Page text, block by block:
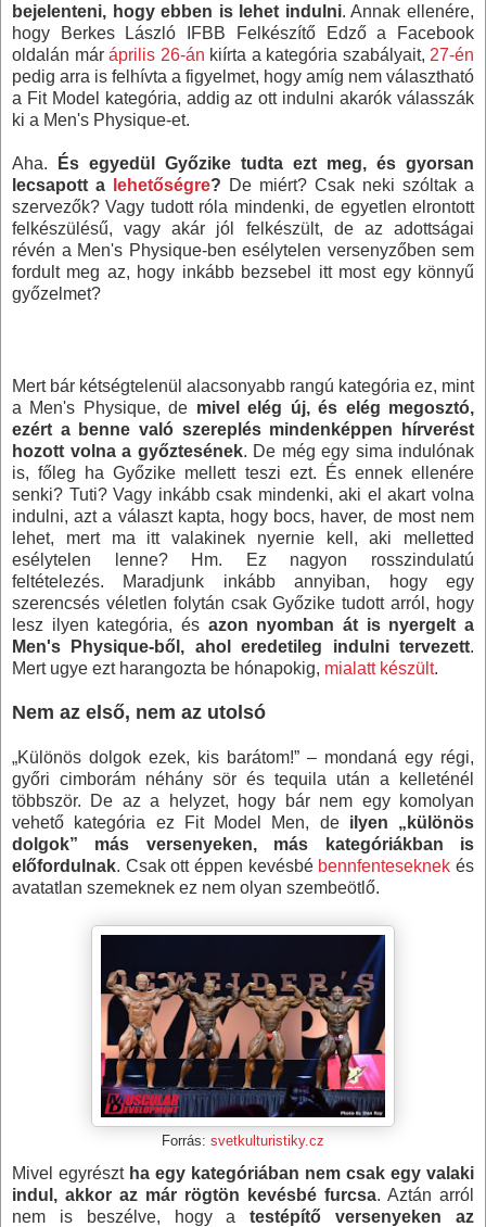
bejelenteni, hogy ebben is lehet indulni. Annak ellenére,
hogy Berkes László IFBB Felkészítő Edző a Facebook
oldalán már április 26-án kiírta a kategória szabályait, 27-én
pedig arra is felhívta a figyelmet, hogy amíg nem választható
a Fit Model kategória, addig az ott indulni akarók válasszák
ki a Men's Physique-et.
Aha.
És egyedül Győzike tudta ezt meg, és gyorsan
lecsapott a
lehetőségre? De miért? Csak neki szóltak a
szervezők? Vagy tudott róla mindenki, de egyetlen elrontott
felkészülésű, vagy akár jól felkészült, de az adottságai
révén a Men's Physique-ben esélytelen versenyzőben sem
fordult meg az, hogy inkább bezsebel itt most egy könnyű
győzelmet?
Mert bár kétségtelenül alacsonyabb rangú kategória ez, mint
a Men's Physique, de mivel elég új, és elég megosztó,
ezért a benne való szereplés mindenképpen hírverést
hozott volna a győztesének. De még egy sima indulónak
is, főleg ha Győzike mellett teszi ezt. És ennek ellenére
senki? Tuti? Vagy inkább csak mindenki, aki el akart volna
indulni, azt a választ kapta, hogy bocs, haver, de most nem
lehet, mert ma itt valakinek nyernie kell, aki melletted
esélytelen lenne? Hm. Ez nagyon rosszindulatú
feltételezés. Maradjunk inkább annyiban, hogy egy
szerencsés véletlen folytán csak Győzike tudott arról, hogy
lesz ilyen kategória, és azon nyomban át is nyergelt a
Men's Physique-ből, ahol eredetileg indulni tervezett.
Mert ugye ezt harangozta be hónapokig, mialatt készült.
Nem az első, nem az utolsó
„Különös dolgok ezek, kis barátom!” – mondaná egy régi,
győri cimborám néhány sör és tequila után a kelleténél
többször. De az a helyzet, hogy bár nem egy komolyan
vehető kategória ez Fit Model Men, de ilyen „különös
dolgok” más versenyeken, más kategóriákban is
előfordulnak. Csak ott éppen kevésbé bennfenteseknek és
avatatlan szemeknek ez nem olyan szembeötlő.
Forrás: svetkulturistiky.cz
Mivel egyrészt ha egy kategóriában nem csak egy valaki
indul, akkor az már rögtön kevésbé furcsa. Aztán arról
nem is beszélve, hogy atestépítő versenyeken az